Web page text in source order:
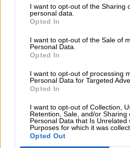
I want to opt-out of the Sharing
personal data.
Opted In
I want to opt-out of the Sale of
Personal Data.
Opted In
I want to opt-out of processing
Personal Data for Targeted
Opted In
I want to opt-out of Collection,
Retention, Sale, and/or Sharing
Personal Data that Is Unrelated
Purposes for which it was
Opted Out
https://
Pomoc
techniczna
Zapytanie o "Bateria